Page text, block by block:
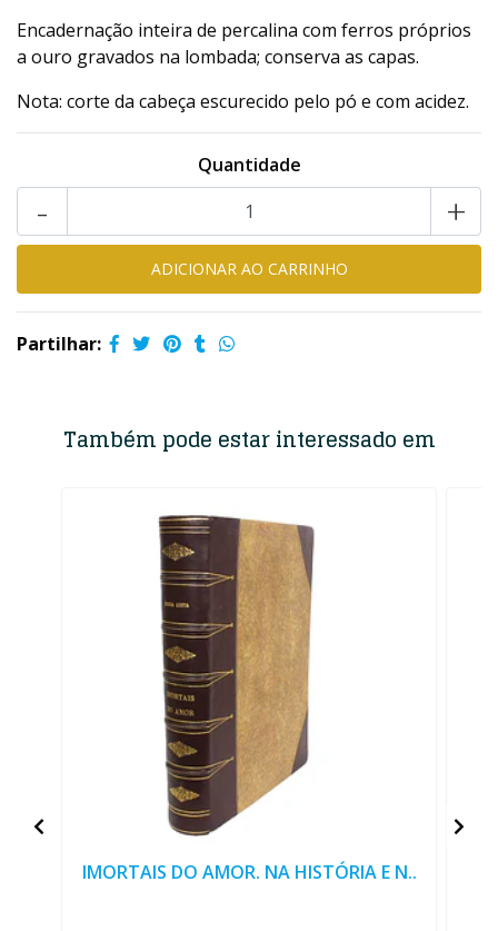
Encadernação inteira de percalina com ferros próprios
a ouro gravados na lombada; conserva as capas.
Nota: corte da cabeça escurecido pelo pó e com acidez.
Quantidade
+
-
Partilhar:
Também pode estar interessado em
IMORTAIS DO AMOR. NA HISTÓRIA E N..